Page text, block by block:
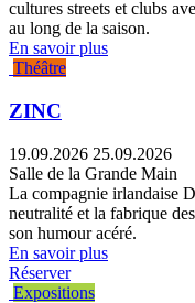
cultures streets et clubs
au long de la saison.
En savoir plus
Théâtre
ZINC
19.09.2026 25.09.2026
Salle de la Grande Main
La compagnie irlandaise
neutralité et la fabrique
son humour acéré.
En savoir plus
Réserver
Expositions